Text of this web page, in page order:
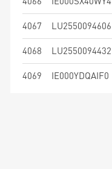
4067 LU2550094606
4068 LU2550094432
4069 IE000YDQAIF0